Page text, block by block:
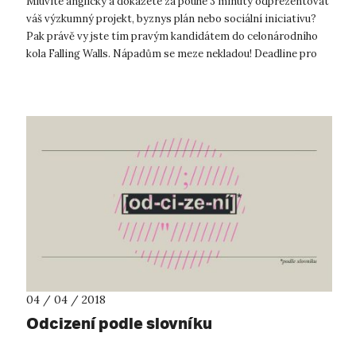
váš výzkumný projekt, byznys plán nebo sociální iniciativu?
Pak právě vy jste tím pravým kandidátem do celonárodního
kola Falling Walls. Nápadům se meze nekladou! Deadline pro
04 / 04 / 2018
Odcizení podle slovníku